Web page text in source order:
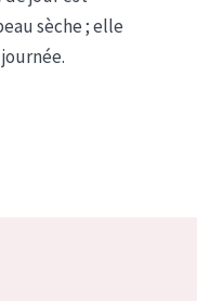
sèche ; elle